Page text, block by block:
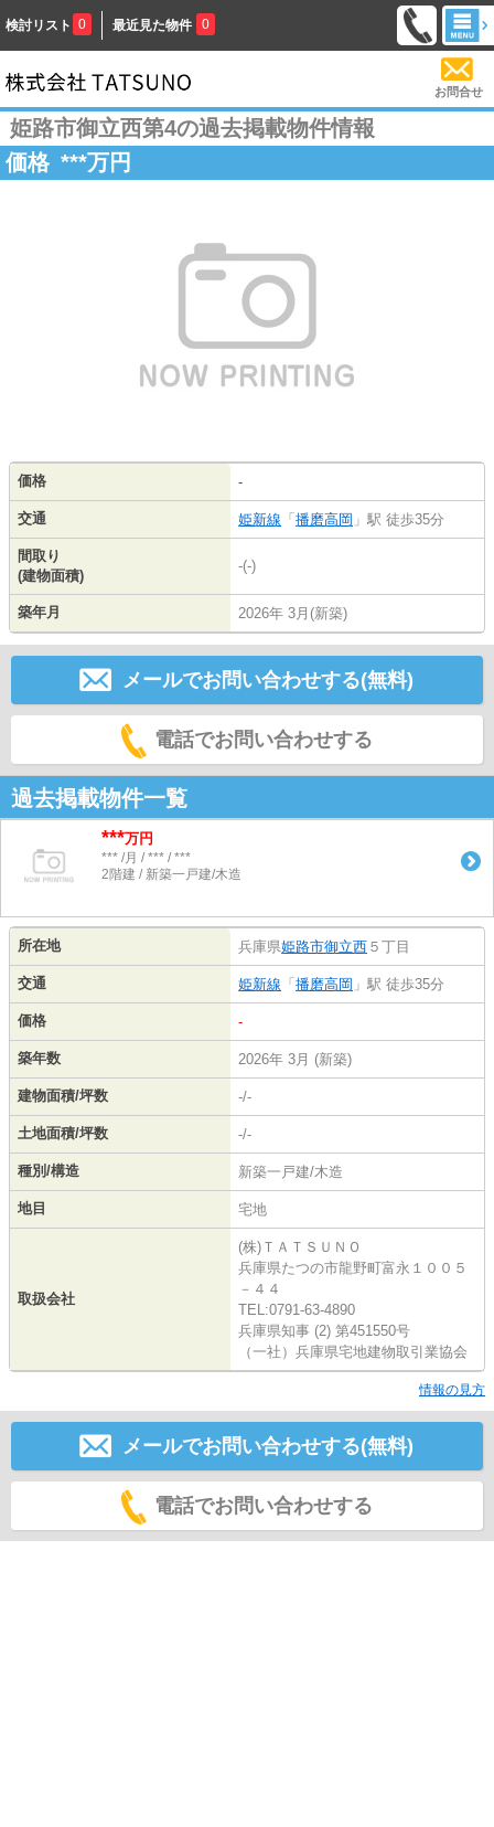
検討リスト 0 最近見た物件 0
お問合せ
姫路市御立西第4の過去掲載物件情報
価格 ***万円
価格 -
交通 姫新線 「 播磨高岡 」駅 徒歩35分
間取り
(建物面積)
-(-)
築年月 2026年 3月(新築)
メールでお問い合わせする(無料)
電話でお問い合わせする
過去掲載物件一覧
***万円
*** /月 / *** / ***
2階建 / 新築一戸建/木造
所在地 兵庫県姫路市御立西 ５丁目
交通 姫新線 「 播磨高岡 」駅 徒歩35分
価格 -
築年数 2026年 3月 (新築)
建物面積/坪数 -/-
土地面積/坪数 -/-
種別/構造 新築一戸建/木造
地目 宅地
取扱会社
(株)ＴＡＴＳＵＮＯ
兵庫県たつの市龍野町富永１００５
－４４
TEL:0791-63-4890
兵庫県知事 (2) 第451550号
（一社）兵庫県宅地建物取引業協会
情報の見方
メールでお問い合わせする(無料)
電話でお問い合わせする